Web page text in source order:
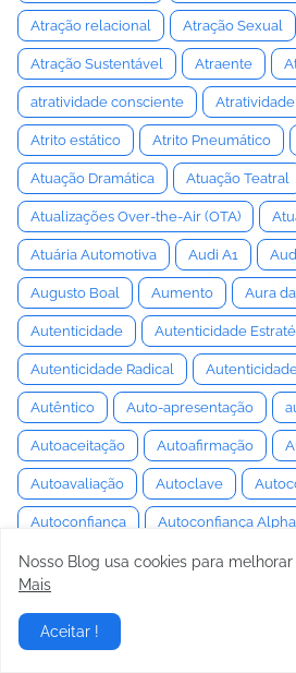
Atração relacional Atração Sexual
Atração Sustentável Atraente
atratividade consciente
Atrito estático Atrito Pneumático
Atuação Dramática Atuação Teatral
Atualizações Over-the-Air (OTA)
Atuária Automotiva Audi A1
Augusto Boal Aumento Aura
Autenticidade Autenticidade
Autenticidade Radical
Autêntico Auto-apresentação
Autoaceitação Autoafirmação
Autoavaliação Autoclave
Autoconfiança Autoconfiança Alpha
autoconfiança estratégica
Autoconhecimento
Autoconsciência Emocional
Nosso Blog usa cookies para
Mais
Aceitar !